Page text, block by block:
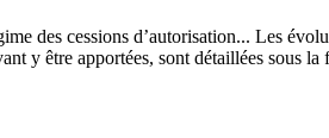
des cessions d’autorisation... Les
y être apportées, sont détaillées sous